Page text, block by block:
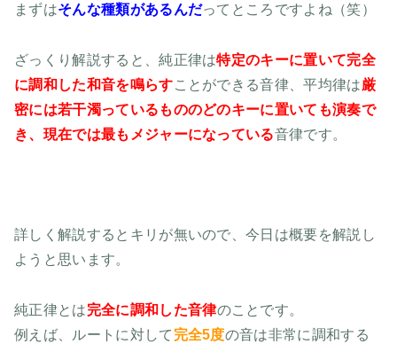
まずはそんな種類があるんだってところですよね（笑）
ざっくり解説すると、純正律は特定のキーに置いて完全
に調和した和音を鳴らすことができる音律、平均律は厳
密には若干濁っているもののどのキーに置いても演奏で
き、現在では最もメジャーになっている音律です。
詳しく解説するとキリが無いので、今日は概要を解説し
ようと思います。
純正律とは完全に調和した音律のことです。
例えば、ルートに対して 完全5度の音は非常に調和する